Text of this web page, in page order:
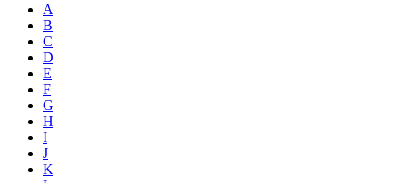
A
B
C
D
E
F
G
H
I
J
K